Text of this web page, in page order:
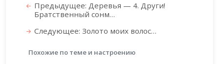
Предыдущее: Деревья — 4. Други!
Братственный сонм…
Следующее: Золото моих волос…
Похожие по теме и настроению